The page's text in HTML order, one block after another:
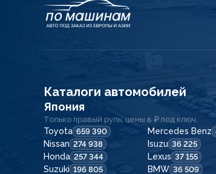
Каталоги автомобилей
Япония
Только правый руль, цены в ₽ под ключ.
Toyota 659 390 Mercedes Benz
Nissan 274 938 Isuzu 36 225
Honda 257 344 Lexus 37 155
Suzuki 196 805 BMW 36 509